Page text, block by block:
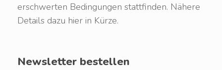
erschwerten Bedingungen stattfinden. Nähere
Details dazu hier in Kürze.
Newsletter bestellen